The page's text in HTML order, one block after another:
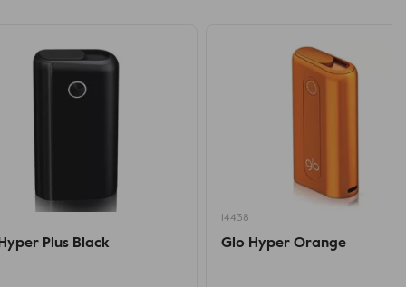
Plus Black
14438
Glo Hyper Orange